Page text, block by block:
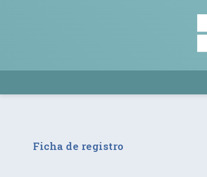
Ficha de registro